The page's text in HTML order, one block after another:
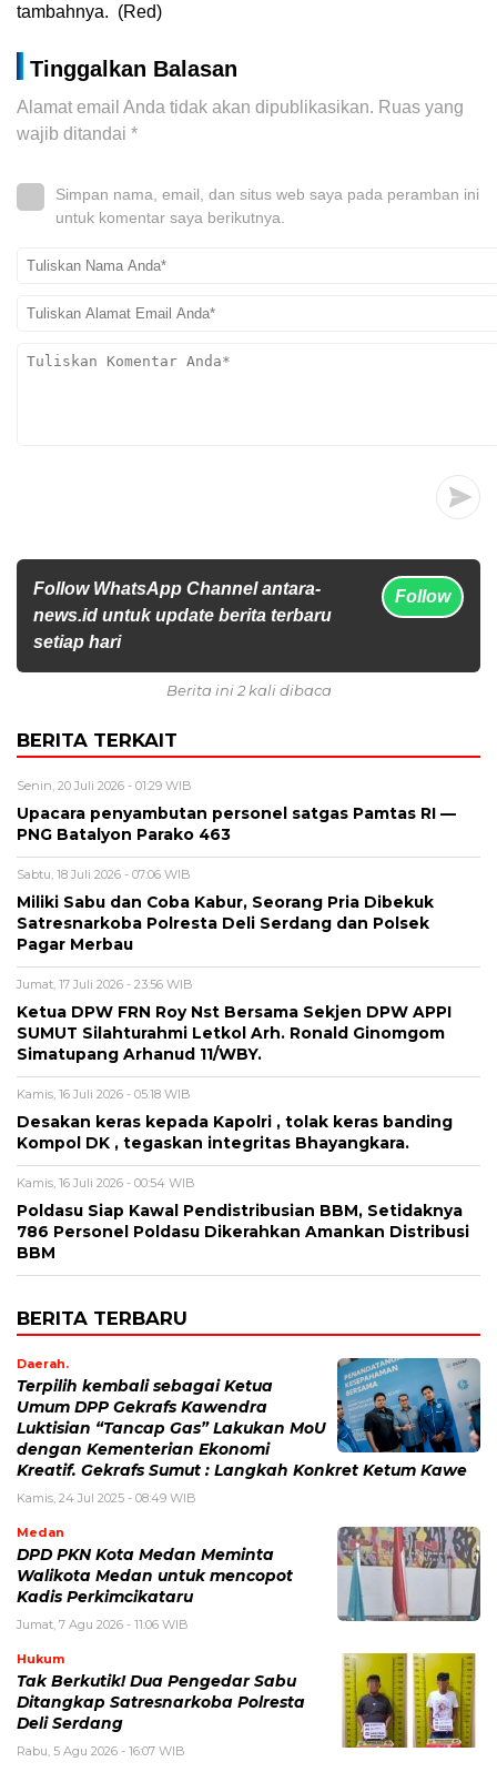
tambahnya. (Red)
Tinggalkan Balasan
Alamat email Anda tidak akan dipublikasikan. Ruas yang
wajib ditandai *
Simpan nama, email, dan situs web saya pada peramban ini
untuk komentar saya berikutnya.
Follow WhatsApp Channel antara-
news.id untuk update berita terbaru
setiap hari
Follow
Berita ini 2 kali dibaca
BERITA TERKAIT
Senin, 20 Juli 2026 - 01:29 WIB
Upacara penyambutan personel satgas Pamtas RI —
PNG Batalyon Parako 463
Sabtu, 18 Juli 2026 - 07:06 WIB
Miliki Sabu dan Coba Kabur, Seorang Pria Dibekuk
Satresnarkoba Polresta Deli Serdang dan Polsek
Pagar Merbau
Jumat, 17 Juli 2026 - 23:56 WIB
Ketua DPW FRN Roy Nst Bersama Sekjen DPW APPI
SUMUT Silahturahmi Letkol Arh. Ronald Ginomgom
Simatupang Arhanud 11/WBY.
Kamis, 16 Juli 2026 - 05:18 WIB
Desakan keras kepada Kapolri , tolak keras banding
Kompol DK , tegaskan integritas Bhayangkara.
Kamis, 16 Juli 2026 - 00:54 WIB
Poldasu Siap Kawal Pendistribusian BBM, Setidaknya
786 Personel Poldasu Dikerahkan Amankan Distribusi
BBM
BERITA TERBARU
Daerah.
Terpilih kembali sebagai Ketua
Umum DPP Gekrafs Kawendra
Luktisian “Tancap Gas” Lakukan MoU
dengan Kementerian Ekonomi
Kreatif. Gekrafs Sumut : Langkah Konkret Ketum Kawe
Kamis, 24 Jul 2025 - 08:49 WIB
Medan
DPD PKN Kota Medan Meminta
Walikota Medan untuk mencopot
Kadis Perkimcikataru
Jumat, 7 Agu 2026 - 11:06 WIB
Hukum
Tak Berkutik! Dua Pengedar Sabu
Ditangkap Satresnarkoba Polresta
Deli Serdang
Rabu, 5 Agu 2026 - 16:07 WIB